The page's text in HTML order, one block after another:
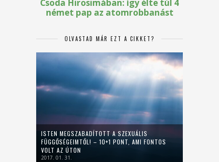
OLVASTAD MÁR EZT A CIKKET?
ISTEN MEGSZABADÍTOTT A SZEXUÁLIS
FÜGGŐSÉGEIMTŐL! – 10+1 PONT, AMI FONTOS
VOLT AZ ÚTON
2017. 01. 31.